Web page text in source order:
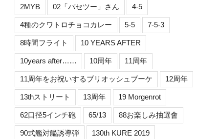
2MYB 02「パセツー」さん 4-5
4種のクワトロチョコカレー 5-5 7-5-3
8時間フライト 10 YEARS AFTER
10years after…… 10周年 11周年
11周年をお祝いするブリオッシュブーケ 12周年
13thストリート 13周年 19 Morgenrot
62口径5インチ砲 65/13 88お楽しみ抽選會
90式艦対艦誘導弾 130th KURE 2019